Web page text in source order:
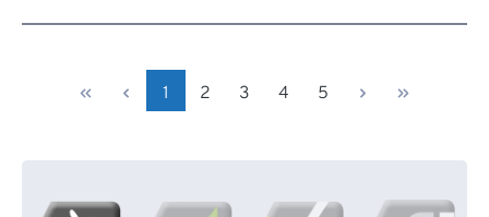
Seite
1 Seite
2 Seite
3 Seite
4 Seite
5